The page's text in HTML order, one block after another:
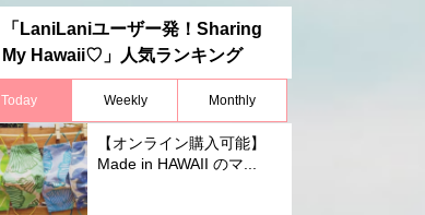
「LaniLaniユーザー発！Sharing
My Hawaii♡」人気ランキング
Today Weekly Monthly
【オンライン購入可能】
Made in HAWAII のマ...